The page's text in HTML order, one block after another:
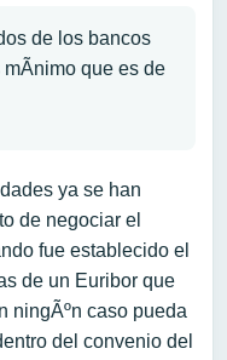
de los bancos
que es de
ya se han
de negociar el
fue establecido el
de un Euribor que
ningÃºn caso pueda
del convenio del